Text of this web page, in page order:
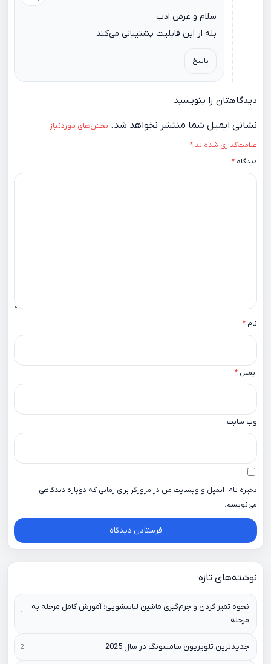
سلام و عرض ادب
بله از این قابلیت پشتیبانی می‌کند
پاسخ
دیدگاهتان را بنویسید
نشانی ایمیل شما منتشر نخواهد شد. بخش‌های موردنیاز
علامت‌گذاری شده‌اند*
دیدگاه *
نام *
ایمیل *
وب‌ سایت
ذخیره نام، ایمیل و وبسایت من در مرورگر برای زمانی که دوباره دیدگاهی
می‌نویسم.
نوشته‌های تازه
نحوه تمیز کردن و جرم‌گیری ماشین لباسشویی؛ آموزش کامل مرحله به
مرحله
جدیدترین تلویزیون سامسونگ در سال 2025